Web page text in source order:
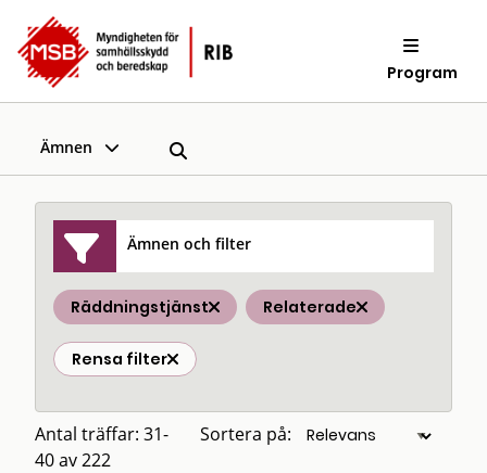
Program
Ämnen
Ämnen och filter
Räddningstjänst Relaterade
Rensa filter
Antal träffar: 31-
40 av 222
Sortera på: